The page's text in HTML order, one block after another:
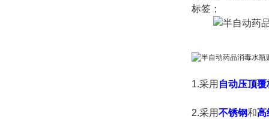
标签；
1.采用 自动压顶覆
2.采用不锈钢和高